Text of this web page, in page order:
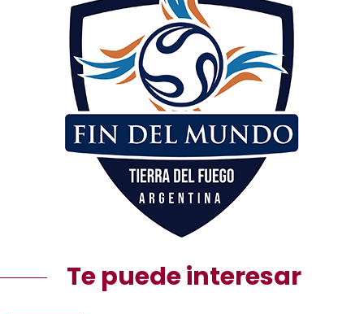
Te puede interesar